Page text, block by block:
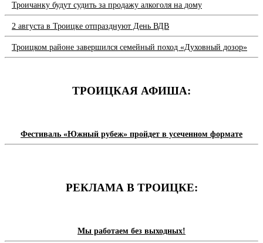
Троичанку будут судить за продажу алкоголя на дому
2 августа в Троицке отпразднуют День ВДВ
Троицком районе завершился семейный поход «Духовный дозор»
ТРОИЦКАЯ АФИША:
Фестиваль «Южный рубеж» пройдет в усеченном формате
РЕКЛАМА В ТРОИЦКЕ:
Мы работаем без выходных!